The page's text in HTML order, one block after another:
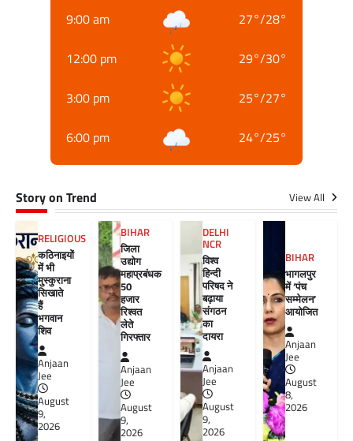
9:00 am 27°/28°
12:00 pm 29°/30°
3:00 pm 25°/27°
6:00 pm 24°/25°
Story on Trend View All
RELIGIOUS
कठिनाइयों
में भी
मुस्कुराना
सिखाते
हैं
भगवान
शिव
Anjaan
Jee
August
9,
2026
BIHAR
जिला
उद्योग
महाप्रबंधक
50
हजार
रिश्वत
लेते
गिरफ्तार
Anjaan
Jee
August
9,
2026
DELHI
NCR
विश्व
हिन्दी
परिषद ने
बढ़ाया
संगठन
का
दायरा
Anjaan
Jee
August
9,
2026
BIHAR
भागलपुर
में ‘पंच
सम्मेलन’
आयोजित
Anjaan
Jee
August
8,
2026